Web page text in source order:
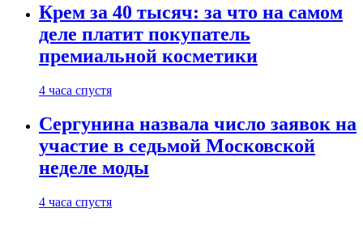
Крем за 40 тысяч: за что на самом
деле платит покупатель
премиальной косметики
4 часа спустя
Сергунина назвала число заявок на
участие в седьмой Московской
неделе моды
4 часа спустя